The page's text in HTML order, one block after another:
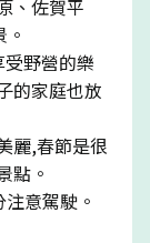
、佐賀平
野營的樂
的家庭也放
麗,春節是很
點。
意駕駛。